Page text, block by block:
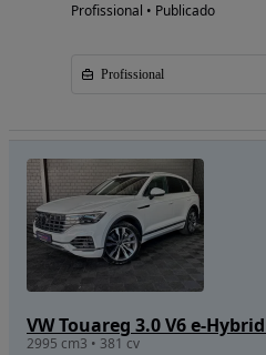
Profissional • Publicado
Profissional
2995 cm3 • 381 cv